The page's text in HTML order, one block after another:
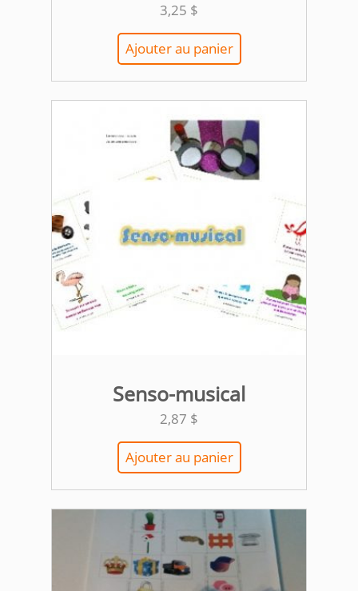
3,25 $
Ajouter au panier
Senso-musical
2,87 $
Ajouter au panier